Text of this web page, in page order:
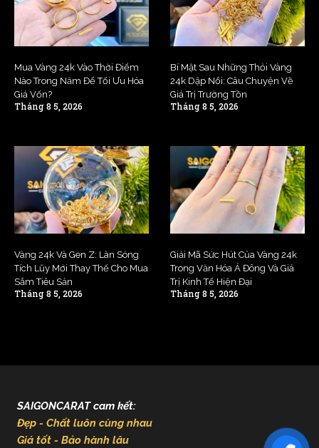
Mua Vàng 24k Vào Thời Điểm
Nào Trong Năm Để Tối Ưu Hóa
Giá Vốn?
Tháng 8 5, 2026
Bí Mật Sau Những Thỏi Vàng
24k Dập Nổi: Câu Chuyện Về
Giá Trị Trường Tồn
Tháng 8 5, 2026
Vàng 24k Và Gen Z: Làn Sóng
Tích Lũy Mới Thay Thế Cho Mua
Sắm Tiêu Sản
Tháng 8 5, 2026
Giải Mã Sức Hút Của Vàng 24k
Trong Văn Hóa Á Đông Và Giá
Trị Kinh Tế Hiện Đại
Tháng 8 5, 2026
SAIGONCARAT cam kết:
Đẹp - Chất luôn cùng nhau
Giá tốt - Bảo hành lâu